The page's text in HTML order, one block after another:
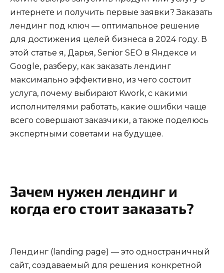
интернете и получить первые заявки? Заказать
лендинг под ключ — оптимальное решение
для достижения целей бизнеса в 2024 году. В
этой статье я, Дарья, Senior SEO в Яндексе и
Google, разберу, как заказать лендинг
максимально эффективно, из чего состоит
услуга, почему выбирают Kwork, с какими
исполнителями работать, какие ошибки чаще
всего совершают заказчики, а также поделюсь
экспертными советами на будущее.
Зачем нужен лендинг и
когда его стоит заказать?
Лендинг (landing page) — это одностраничный
сайт, создаваемый для решения конкретной